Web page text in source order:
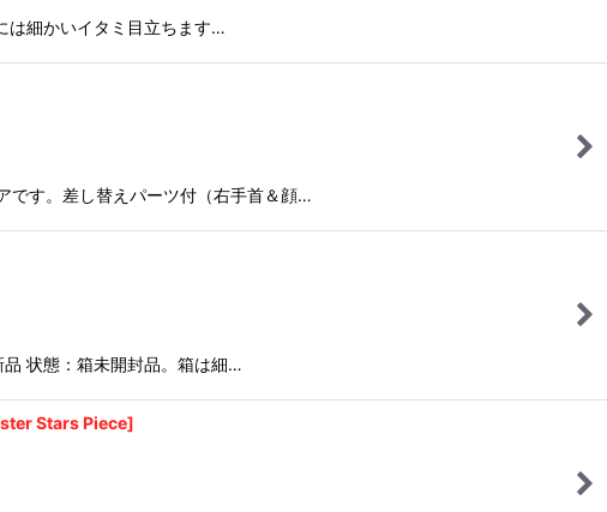
は細かいイタミ目立ちます…
です。差し替えパーツ付（右手首＆顔…
状態：箱未開封品。箱は細…
Stars Piece]